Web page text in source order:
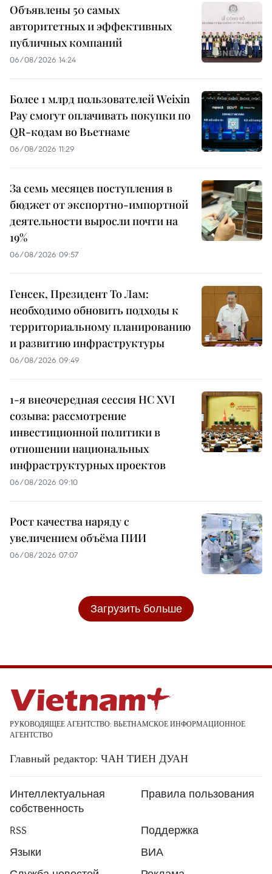
Объявлены 50 самых
авторитетных и эффективных
публичных компаний
06/08/2026 14:24
Более 1 млрд пользователей Weixin
Pay смогут оплачивать покупки по
QR-кодам во Вьетнаме
06/08/2026 11:29
За семь месяцев поступления в
бюджет от экспортно-импортной
деятельности выросли почти на
19%
06/08/2026 09:57
Генсек, Президент То Лам:
необходимо обновить подходы к
территориальному планированию
и развитию инфраструктуры
06/08/2026 09:49
1-я внеочередная сессия НС XVI
созыва: рассмотрение
инвестиционной политики в
отношении национальных
инфраструктурных проектов
06/08/2026 09:10
Рост качества наряду с
увеличением объёма ПИИ
06/08/2026 07:07
Загрузить больше
РУКОВОДЯЩЕЕ АГЕНТСТВО: ВЬЕТНАМСКОЕ ИНФОРМАЦИОННОЕ
АГЕНТСТВО
Главный редактор: ЧАН ТИЕН ДУАН
Интеллектуальная
собственность
Правила пользования
RSS
Поддержка
Языки
ВИА